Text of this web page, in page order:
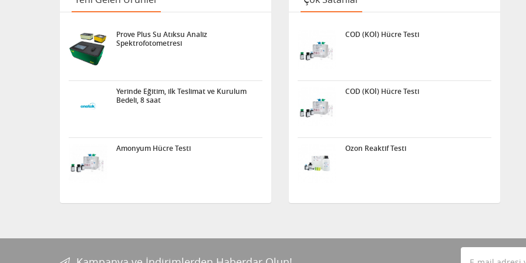
Prove Plus Su Atıksu Analiz
Spektrofotometresi
Yerinde Eğitim, ilk Teslimat ve Kurulum
Bedeli, 8 saat
Amonyum Hücre Testi
COD (KOİ) Hücre Testi
COD (KOİ) Hücre Testi
Ozon Reaktif Testi